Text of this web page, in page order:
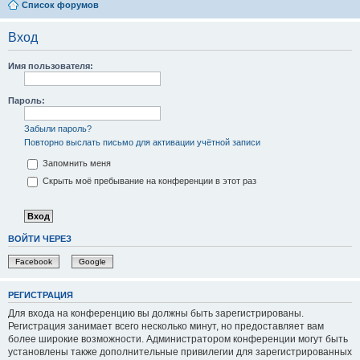
Список форумов
Вход
Имя пользователя:
Пароль:
Забыли пароль?
Повторно выслать письмо для активации учётной записи
Запомнить меня
Скрыть моё пребывание на конференции в этот раз
ВОЙТИ ЧЕРЕЗ
Facebook Google
РЕГИСТРАЦИЯ
Для входа на конференцию вы должны быть зарегистрированы.
Регистрация занимает всего несколько минут, но предоставляет вам
более широкие возможности. Администратором конференции могут быть
установлены также дополнительные привилегии для зарегистрированных